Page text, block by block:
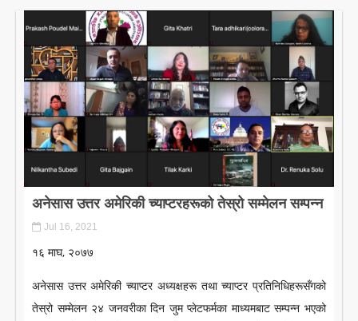
INLS CHAPTER
MEMBERS
EVENTS
NEWS
PUBLICATIONS
AWARDS
GALLERY
अनेसास उत्तर अमेरिकी च्याप्टरहरूको तेस्रो सम्मेलन सम्पन्न
Jul 16, 2021
१६ माघ, २०७७
अनेसास उत्तर अमेरिकी च्याप्टर अध्यक्षहरू तथा च्याप्टर प्रतिनिधिहरूसँगको
तेस्रो सम्मेलन २४ जनवरीका दिन जुम प्लेटफर्मका माध्यमबाट सम्पन्न भएको